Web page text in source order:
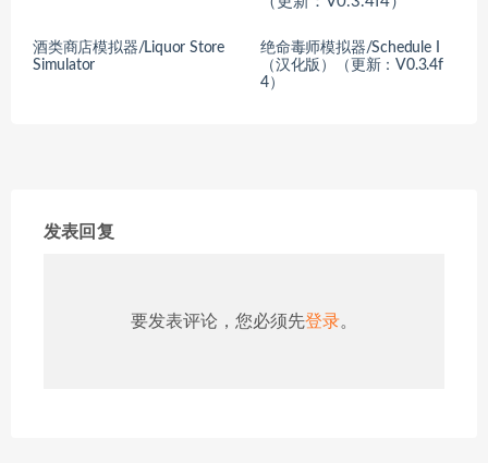
酒类商店模拟器/Liquor Store
Simulator
绝命毒师模拟器/Schedule I
（汉化版）（更新：V0.3.4f
4）
发表回复
要发表评论，您必须先登录。